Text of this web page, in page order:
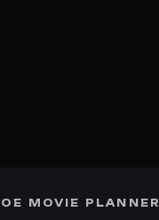
MOVIE PLANNER